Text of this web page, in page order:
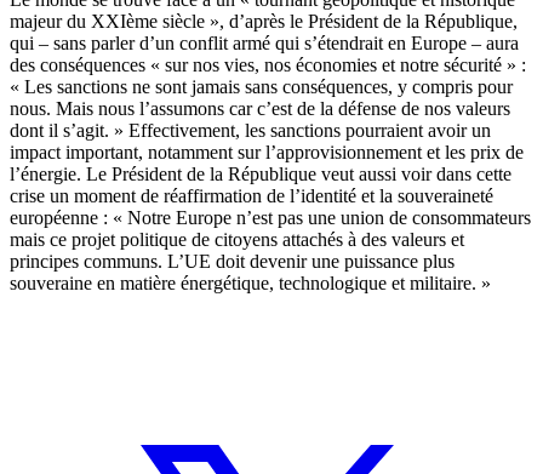
majeur du XXIème siècle », d’après le Président de la République,
qui – sans parler d’un conflit armé qui s’étendrait en Europe – aura
des conséquences « sur nos vies, nos économies et notre sécurité » :
« Les sanctions ne sont jamais sans conséquences, y compris pour
nous. Mais nous l’assumons car c’est de la défense de nos valeurs
dont il s’agit. » Effectivement, les sanctions pourraient avoir un
impact important, notamment sur l’approvisionnement et les prix de
l’énergie. Le Président de la République veut aussi voir dans cette
crise un moment de réaffirmation de l’identité et la souveraineté
européenne : « Notre Europe n’est pas une union de consommateurs
mais ce projet politique de citoyens attachés à des valeurs et
principes communs. L’UE doit devenir une puissance plus
souveraine en matière énergétique, technologique et militaire. »